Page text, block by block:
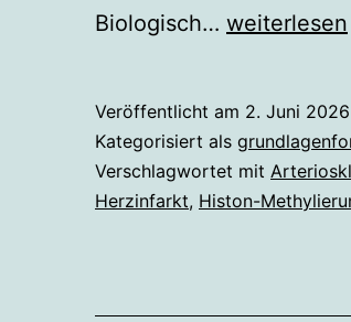
Biologisch…
Herz
bei
Diabetes
weiterlesen
Veröffentlicht am 2. Juni 2026
Kategorisiert als
Verschlagwortet mit
Herzinfarkt, Histon-